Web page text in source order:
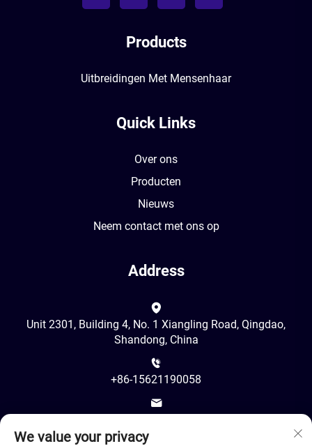
Products
Uitbreidingen Met Mensenhaar
Quick Links
Over ons
Producten
Nieuws
Neem contact met ons op
Address
Unit 2301, Building 4, No. 1 Xiangling Road, Qingdao,
Shandong, China
+86-15621190058
We value your privacy